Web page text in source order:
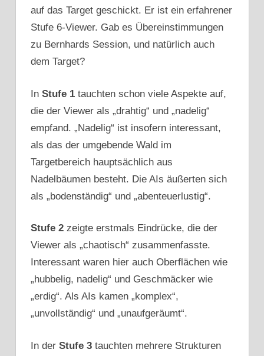
auf das Target geschickt. Er ist ein erfahrener
Stufe 6-Viewer. Gab es Übereinstimmungen
zu Bernhards Session, und natürlich auch
dem Target?
In Stufe 1 tauchten schon viele Aspekte auf,
die der Viewer als „drahtig“ und „nadelig“
empfand. „Nadelig“ ist insofern interessant,
als das der umgebende Wald im
Targetbereich hauptsächlich aus
Nadelbäumen besteht. Die AIs äußerten sich
als „bodenständig“ und „abenteuerlustig“.
Stufe 2 zeigte erstmals Eindrücke, die der
Viewer als „chaotisch“ zusammenfasste.
Interessant waren hier auch Oberflächen wie
„hubbelig, nadelig“ und Geschmäcker wie
„erdig“. Als AIs kamen „komplex“,
„unvollständig“ und „unaufgeräumt“.
In der Stufe 3 tauchten mehrere Strukturen